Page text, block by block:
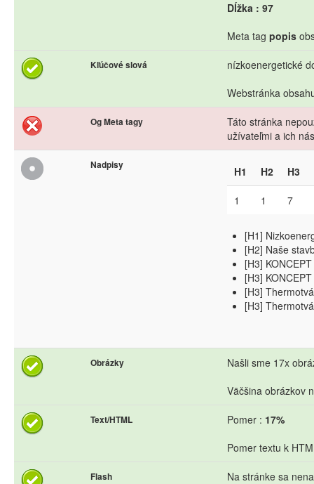
Dĺžka : 97
Meta tag popis
Kľúčové slová
nízkoenergetické
Webstránka
Og Meta tagy
Táto stránka
užívateľmi a ich
Nadpisy H1 H2 H3
1 1 7
[H1]
[H2] Naše
[H3]
[H3]
[H3]
[H3]
Obrázky
Našli sme 17x
Väčšina obrázkov
Text/HTML Pomer : 17%
Pomer textu k
Flash Na stránke sa